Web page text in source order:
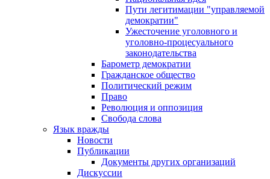
Пути легитимации "управляемой
демократии"
Ужесточение уголовного и
уголовно-процесуального
законодательства
Барометр демократии
Гражданское общество
Политический режим
Право
Революция и оппозиция
Свобода слова
Язык вражды
Новости
Публикации
Документы других организаций
Дискуссии